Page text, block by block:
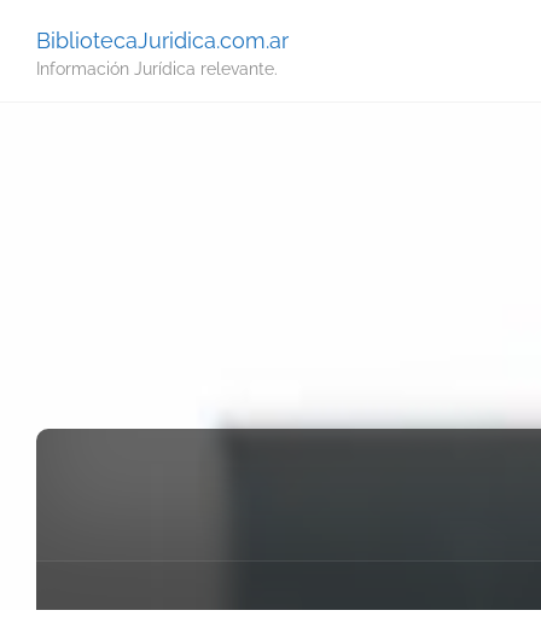
BibliotecaJuridica.com.ar
Información Jurídica relevante.